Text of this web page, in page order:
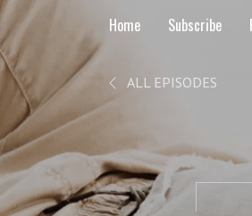
Home Subscribe
ALL EPISODES